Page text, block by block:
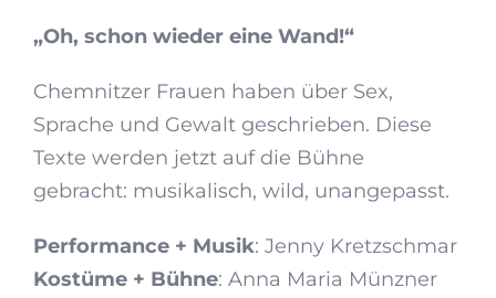
„Oh, schon wieder eine Wand!“
Chemnitzer Frauen haben über Sex,
Sprache und Gewalt geschrieben. Diese
Texte werden jetzt auf die Bühne
gebracht: musikalisch, wild, unangepasst.
Performance + Musik: Jenny Kretzschmar
Kostüme + Bühne: Anna Maria Münzner